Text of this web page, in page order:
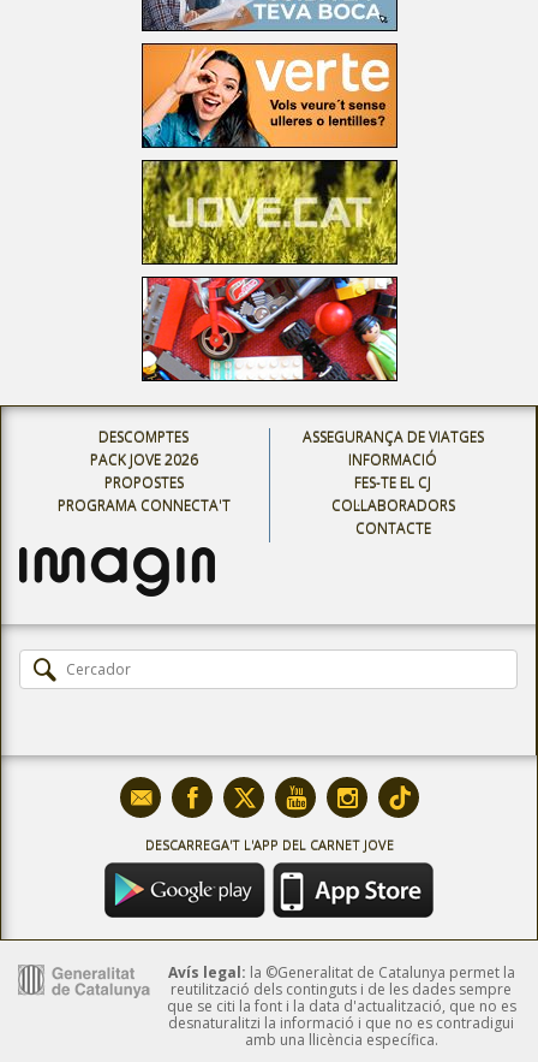
DESCOMPTES
PACK JOVE 2026
PROPOSTES
PROGRAMA CONNECTA'T
ASSEGURANÇA DE VIATGES
INFORMACIÓ
FES-TE EL CJ
COL·LABORADORS
CONTACTE
DESCARREGA'T L'APP DEL CARNET JOVE
Avís legal: la ©Generalitat de Catalunya permet la
reutilització dels continguts i de les dades sempre
que se citi la font i la data d'actualització, que no es
desnaturalitzi la informació i que no es contradigui
amb una llicència específica.